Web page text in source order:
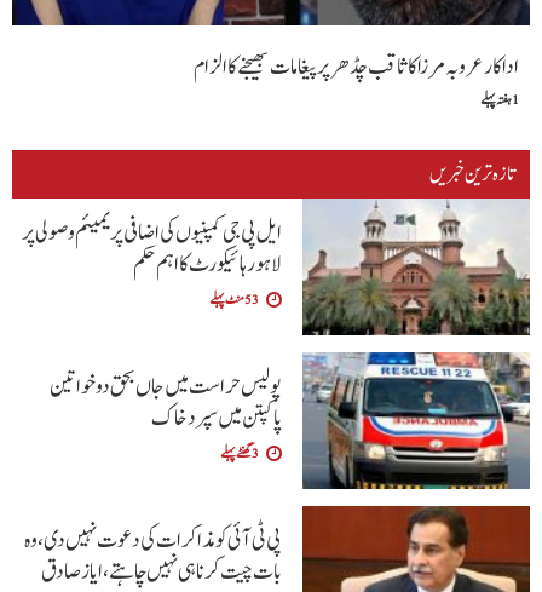
اداکار عروبہ مرزا کا ثاقب چڈھر پر پیغامات بھیجنے کا الزام
1 ہفتہ پہلے
تازہ ترین خبریں
ایل پی جی کمپنیوں کی اضافی پریمیئم وصولی پر
لاہور ہائیکورٹ کا اہم حکم
53 منٹ پہلے
پولیس حراست میں جاں بحق دو خواتین
پاکپتن میں سپرد خاک
3 گھنٹے پہلے
پی ٹی آئی کو مذاکرات کی دعوت نہیں دی،وہ
بات چیت کرنا ہی نہیں چاہتے،ایاز صادق